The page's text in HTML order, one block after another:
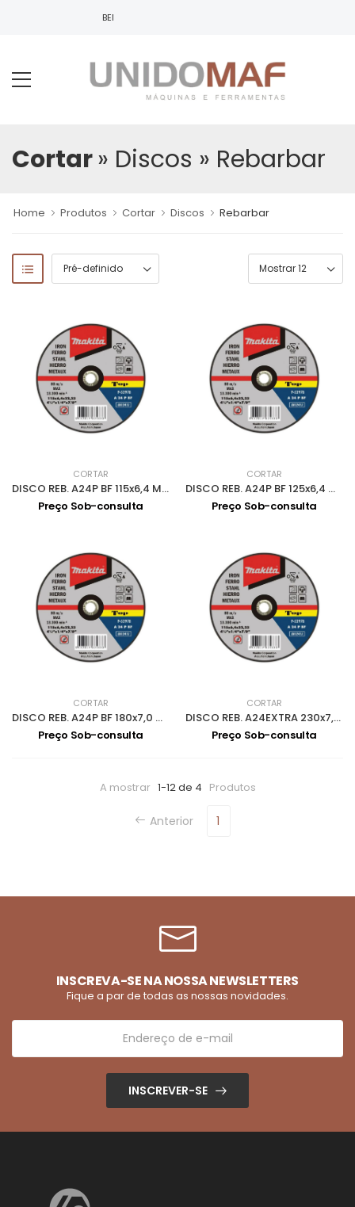
BEM VINDO À UNIDOMAF!
Cortar» Discos » Rebarbar
Home Produtos Cortar Discos Rebarbar
CORTAR
DISCO REB. A24P BF 115x6,4 MAKITA
Preço Sob-consulta
CORTAR
DISCO REB. A24P BF 125x6,4 MAKITA
Preço Sob-consulta
CORTAR
DISCO REB. A24P BF 180x7,0 MAKITA
Preço Sob-consulta
CORTAR
DISCO REB. A24EXTRA 230x7,0 MAKITA
Preço Sob-consulta
A mostrar 1-12 de 4 Produtos
Anterior 1
INSCREVA-SE NA NOSSA NEWSLETTERS
Fique a par de todas as nossas novidades.
INSCREVER-SE